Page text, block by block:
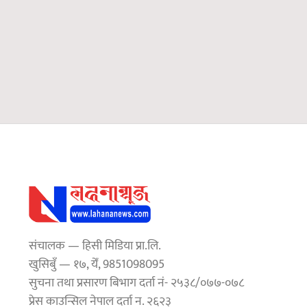
संचालक — हिसी मिडिया प्रा.लि.
खुसिबुँ — १७, येँ, 9851098095
सुचना तथा प्रसारण बिभाग दर्ता नं- २५३८/०७७-०७८
प्रेस काउन्सिल नेपाल दर्ता न. २६२३